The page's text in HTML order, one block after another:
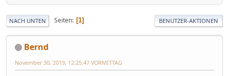
NACH UNTEN Seiten 1 BENUTZER-AKTIONEN
Bernd
November 30, 2019, 12:25:47 VORMITTAG